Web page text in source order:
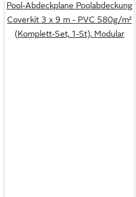
Pool-Abdeckplane Poolabdeckung
Coverkit 3 x 9 m - PVC 580g/m²
(Komplett-Set, 1-St), Modular